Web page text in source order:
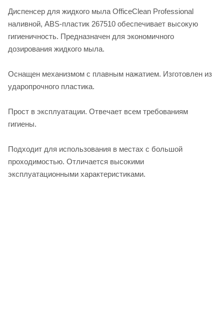
Диспенсер для жидкого мыла OfficeClean Professional
наливной, ABS-пластик 267510 обеспечивает высокую
гигиеничность. Предназначен для экономичного
дозирования жидкого мыла.
Оснащен механизмом с плавным нажатием. Изготовлен из
ударопрочного пластика.
Прост в эксплуатации. Отвечает всем требованиям
гигиены.
Подходит для использования в местах с большой
проходимостью. Отличается высокими
эксплуатационными характеристиками.